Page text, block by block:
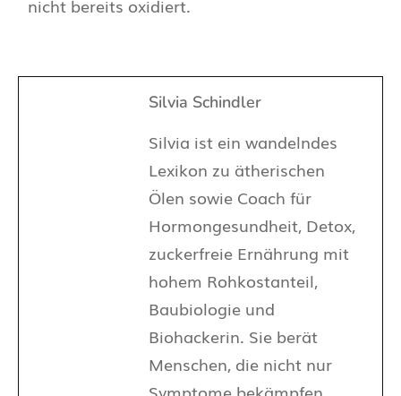
nicht bereits oxidiert.
Silvia Schindler
Silvia ist ein wandelndes
Lexikon zu ätherischen
Ölen sowie Coach für
Hormongesundheit, Detox,
zuckerfreie Ernährung mit
hohem Rohkostanteil,
Baubiologie und
Biohackerin. Sie berät
Menschen, die nicht nur
Symptome bekämpfen